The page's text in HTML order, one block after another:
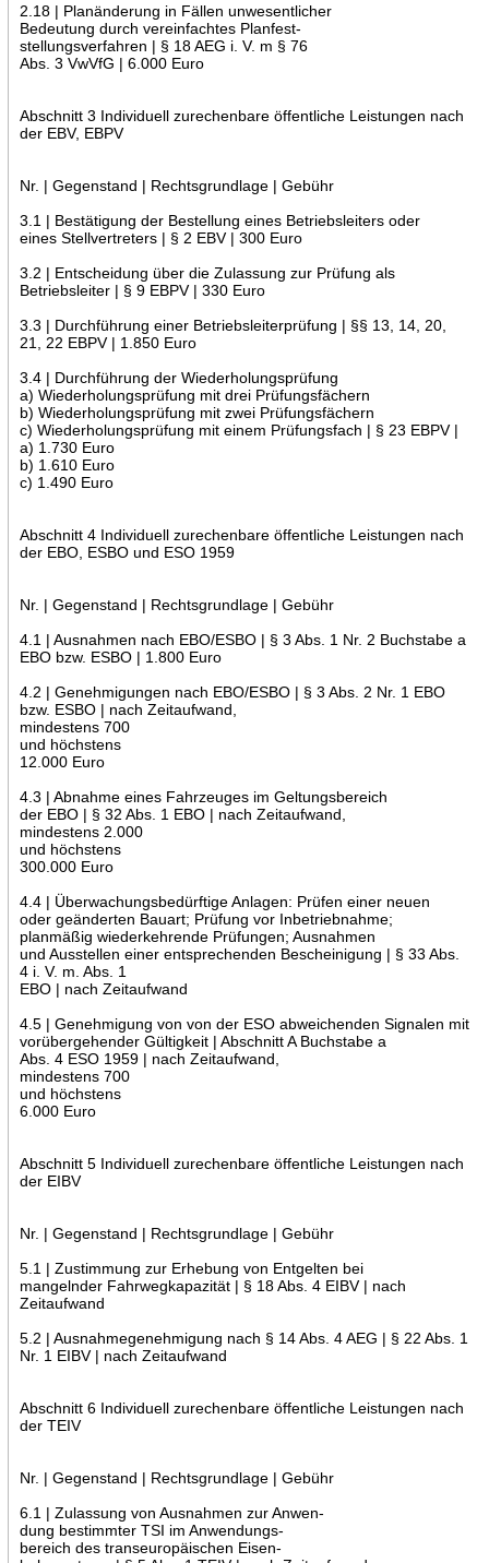
2.18 | Planänderung in Fällen unwesentlicher
Bedeutung durch vereinfachtes Planfest-
stellungsverfahren | § 18 AEG i. V. m § 76
Abs. 3 VwVfG | 6.000 Euro
Abschnitt 3 Individuell zurechenbare öffentliche Leistungen nach
der EBV, EBPV
Nr. | Gegenstand | Rechtsgrundlage | Gebühr
3.1 | Bestätigung der Bestellung eines Betriebsleiters oder
eines Stellvertreters | § 2 EBV | 300 Euro
3.2 | Entscheidung über die Zulassung zur Prüfung als
Betriebsleiter | § 9 EBPV | 330 Euro
3.3 | Durchführung einer Betriebsleiterprüfung | §§ 13, 14, 20,
21, 22 EBPV | 1.850 Euro
3.4 | Durchführung der Wiederholungsprüfung
a) Wiederholungsprüfung mit drei Prüfungsfächern
b) Wiederholungsprüfung mit zwei Prüfungsfächern
c) Wiederholungsprüfung mit einem Prüfungsfach | § 23 EBPV |
a) 1.730 Euro
b) 1.610 Euro
c) 1.490 Euro
Abschnitt 4 Individuell zurechenbare öffentliche Leistungen nach
der EBO, ESBO und ESO 1959
Nr. | Gegenstand | Rechtsgrundlage | Gebühr
4.1 | Ausnahmen nach EBO/ESBO | § 3 Abs. 1 Nr. 2 Buchstabe a
EBO bzw. ESBO | 1.800 Euro
4.2 | Genehmigungen nach EBO/ESBO | § 3 Abs. 2 Nr. 1 EBO
bzw. ESBO | nach Zeitaufwand,
mindestens 700
und höchstens
12.000 Euro
4.3 | Abnahme eines Fahrzeuges im Geltungsbereich
der EBO | § 32 Abs. 1 EBO | nach Zeitaufwand,
mindestens 2.000
und höchstens
300.000 Euro
4.4 | Überwachungsbedürftige Anlagen: Prüfen einer neuen
oder geänderten Bauart; Prüfung vor Inbetriebnahme;
planmäßig wiederkehrende Prüfungen; Ausnahmen
und Ausstellen einer entsprechenden Bescheinigung | § 33 Abs.
4 i. V. m. Abs. 1
EBO | nach Zeitaufwand
4.5 | Genehmigung von von der ESO abweichenden Signalen mit
vorübergehender Gültigkeit | Abschnitt A Buchstabe a
Abs. 4 ESO 1959 | nach Zeitaufwand,
mindestens 700
und höchstens
6.000 Euro
Abschnitt 5 Individuell zurechenbare öffentliche Leistungen nach
der EIBV
Nr. | Gegenstand | Rechtsgrundlage | Gebühr
5.1 | Zustimmung zur Erhebung von Entgelten bei
mangelnder Fahrwegkapazität | § 18 Abs. 4 EIBV | nach
Zeitaufwand
5.2 | Ausnahmegenehmigung nach § 14 Abs. 4 AEG | § 22 Abs. 1
Nr. 1 EIBV | nach Zeitaufwand
Abschnitt 6 Individuell zurechenbare öffentliche Leistungen nach
der TEIV
Nr. | Gegenstand | Rechtsgrundlage | Gebühr
6.1 | Zulassung von Ausnahmen zur Anwen-
dung bestimmter TSI im Anwendungs-
bereich des transeuropäischen Eisen-